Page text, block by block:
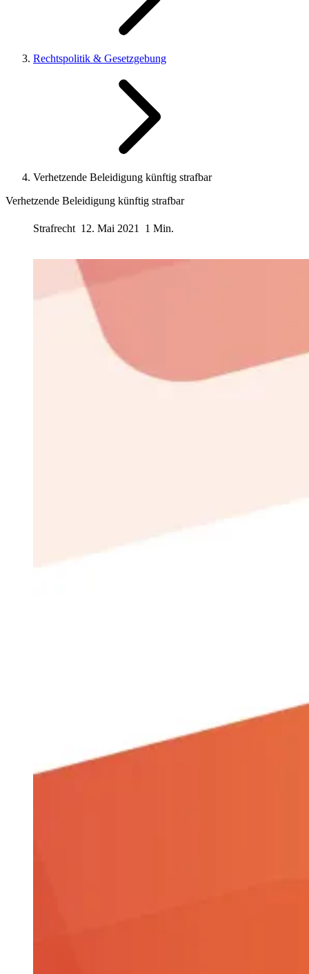
Rechtspolitik & Gesetzgebung
Verhetzende Beleidigung künftig strafbar
Verhetzende Beleidigung künftig strafbar
Strafrecht 12. Mai 2021 1 Min.